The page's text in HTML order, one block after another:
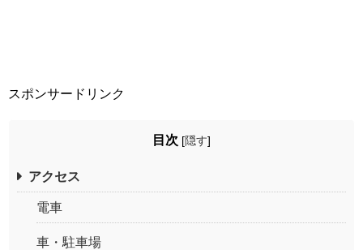
スポンサードリンク
目次 [隠す]
アクセス
電車
車・駐車場